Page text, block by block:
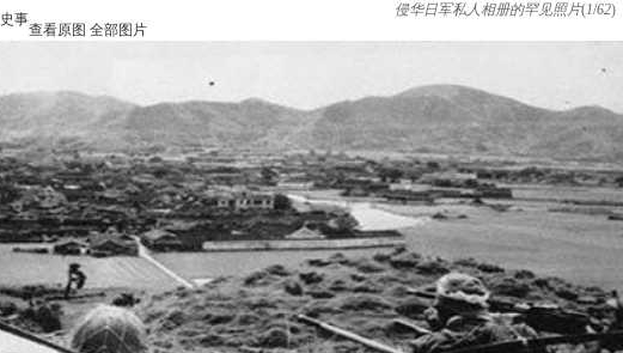
史事
侵华日军私人相册的罕见照片(1/62)
查看原图 全部图片